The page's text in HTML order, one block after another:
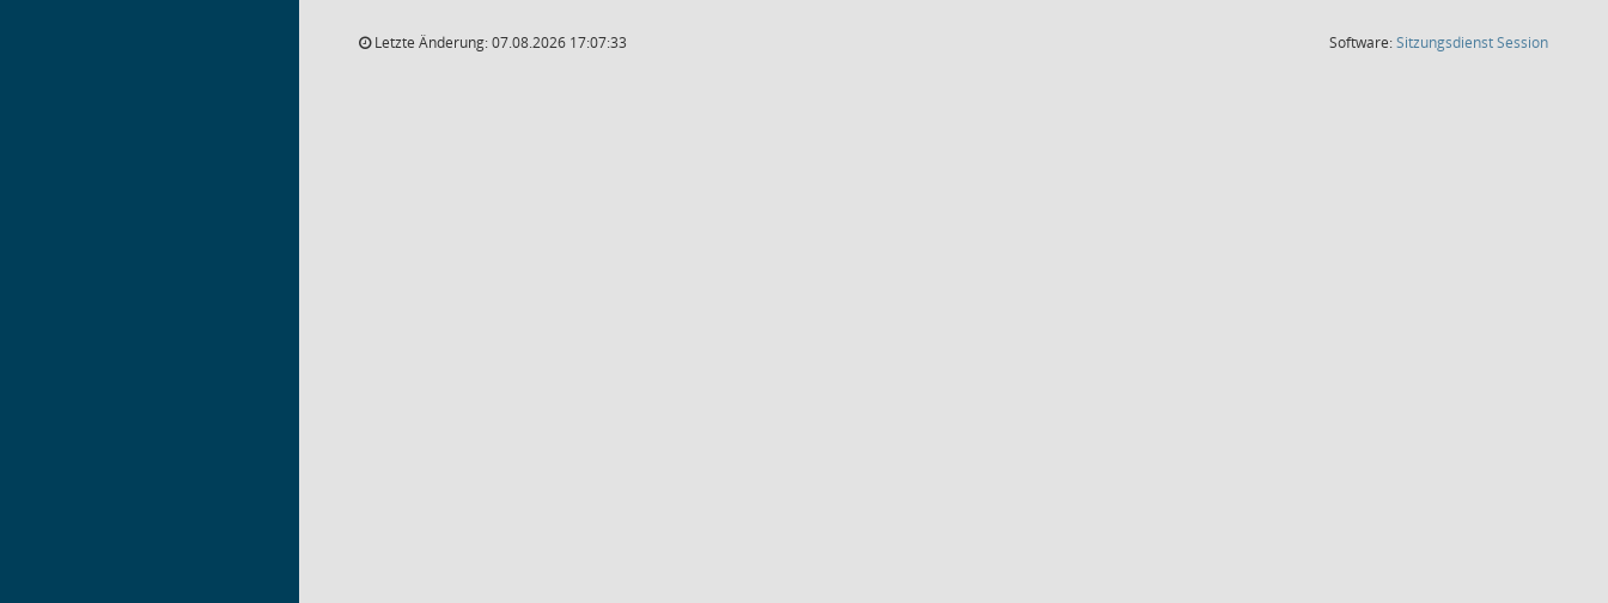
Letzte Änderung: 07.08.2026 17:07:33 Software:SitzungsdienstSession(Wird in